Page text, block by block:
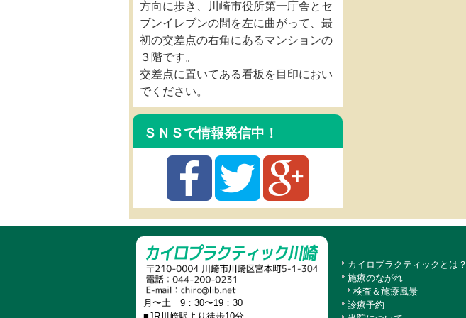
方向に歩き、川崎市役所第一庁舎とセ
ブンイレブンの間を左に曲がって、最
初の交差点の右角にあるマンションの
３階です。
交差点に置いてある看板を目印におい
でください。
ＳＮＳで情報発信中！
月〜土 9：30〜19：30
カイロプラクティックとは？
施療のながれ
検査＆施療風景
診療予約